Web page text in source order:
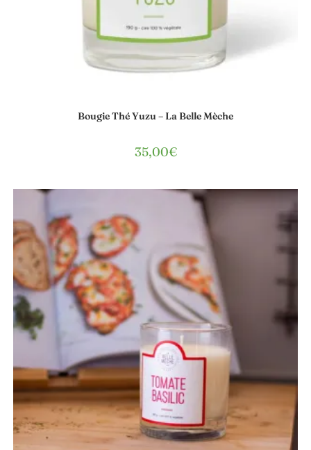
Bougie Thé Yuzu – La Belle Mèche
35,00€